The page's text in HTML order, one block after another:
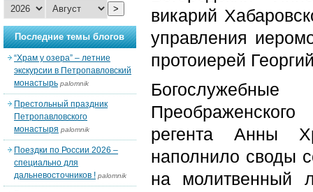
викарий
управления
протоиерей
регента Анны
наполнило своды
на молитвенный
>
Последние темы блогов
“Храм у озера” – летние
экскурсии в Петропавловский
монастырь palomnik
Престольный праздник
Петропавловского
монастыря palomnik
Поездки по России 2026 –
специально для
дальневосточников ! palomnik